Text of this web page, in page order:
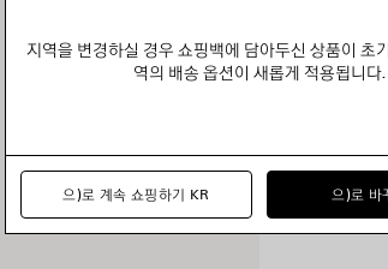
지역을 변경하실 경우 쇼핑백에 담아두신 상품이 초
역의 배송 옵션이 새롭게 적용됩니다.
으)로 계속 쇼핑하기 KR 으)로 바